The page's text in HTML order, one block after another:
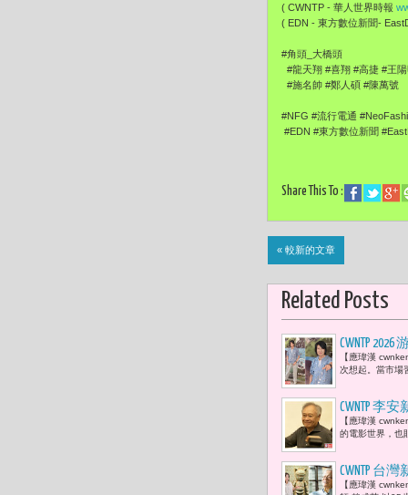
( CWNTP - 華人世界時報
( EDN - 東方數位新聞-
#角頭_大橋頭
#龍天翔 #喜翔 #高捷 #王
#施名帥 #鄭人碩 #陳萬號
#NFG #流行電通
#EDN #東方數位新聞
Share This To :
« 較新的文章
Related Posts
CWNTP
歌，不會
【應瑋漢
次想起。當市場
CWNTP 李
跡「拍電
【應瑋漢
的電影世界，也
CWNTP 台
兒媳于長
【應瑋漢